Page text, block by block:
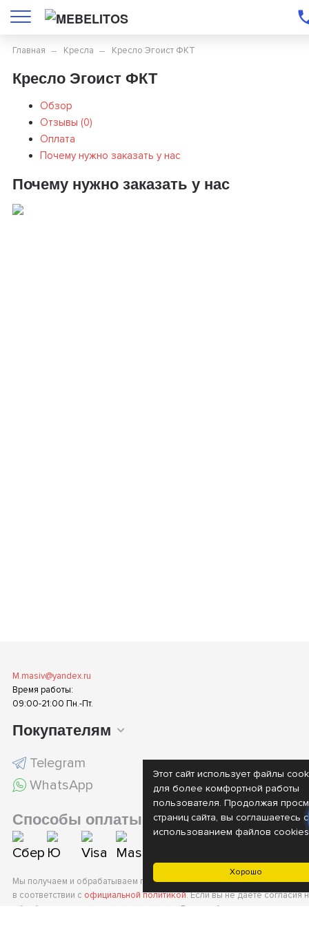
Хорошо
Этот сайт использует файлы
для более комфортной работы
пользователя. Продолжая
страниц сайта, вы соглашаетесь с
использованием файлов
Главная Кресла Кресло Эгоист ФКТ
Кресло Эгоист ФКТ
Обзор
Отзывы (0)
Оплата
Почему нужно заказать у нас
Почему нужно заказать у нас
M.masiv@yandex.ru
Время работы:
09:00-21:00 Пн.-Пт.
Покупателям
Telegram
WhatsApp
Способы оплаты
Мы получаем и обрабатываем персональные данные посетителей
в соответствии с официальной политикой. Если вы не даете согласия
обработку своих персональных данных, Вам необходимо покинуть наш